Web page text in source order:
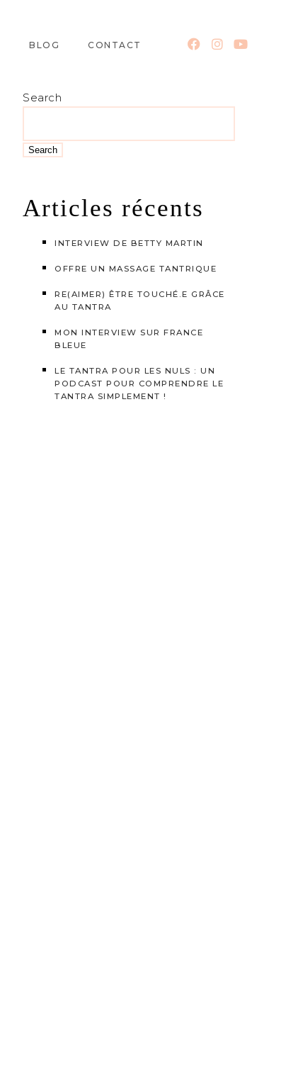
BLOG CONTACT
Search
Search
Articles récents
INTERVIEW DE BETTY MARTIN
OFFRE UN MASSAGE TANTRIQUE
RE(AIMER) ÊTRE TOUCHÉ.E GRÂCE
AU TANTRA
MON INTERVIEW SUR FRANCE
BLEUE
LE TANTRA POUR LES NULS : UN
PODCAST POUR COMPRENDRE LE
TANTRA SIMPLEMENT !